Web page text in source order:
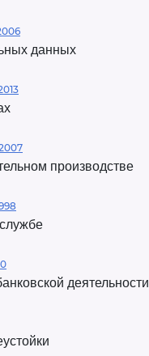
данных
производстве
деятельности